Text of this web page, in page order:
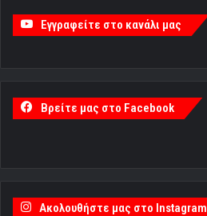
Εγγραφείτε στο κανάλι μας
Βρείτε μας στο Facebook
Ακολουθήστε μας στο Instagram